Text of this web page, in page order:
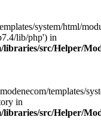
system/html/
lib/php') in
src/Helper/
templates/
in
src/Helper/